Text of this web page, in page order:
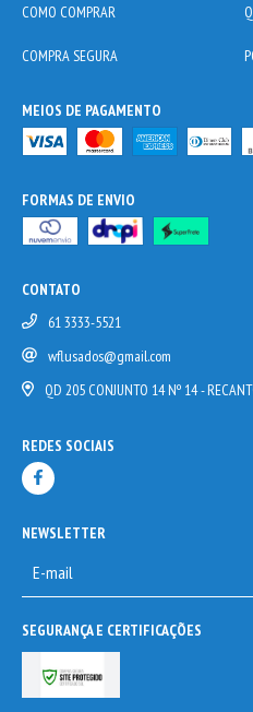
COMO COMPRAR
COMPRA SEGURA
MEIOS DE PAGAMENTO
FORMAS DE ENVIO
CONTATO
61 3333-5521
wflusados@gmail.com
QD 205 CONJUNTO 14 Nº 14 -
REDES SOCIAIS
NEWSLETTER
SEGURANÇA E CERTIFICAÇÕES